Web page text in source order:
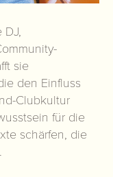
sie
den Einfluss
Clubkultur
für die
schärfen, die